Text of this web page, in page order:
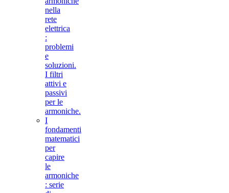
nella
rete
elettrica
:
problemi
e
soluzioni.
I filtri
attivi e
passivi
per le
armoniche.
I
fondamenti
matematici
per
capire
le
armoniche
: serie